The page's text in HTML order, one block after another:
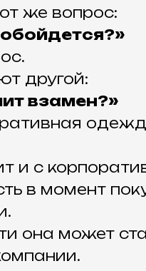
же вопрос:
другой:
взамен?»
и с
в момент
она может